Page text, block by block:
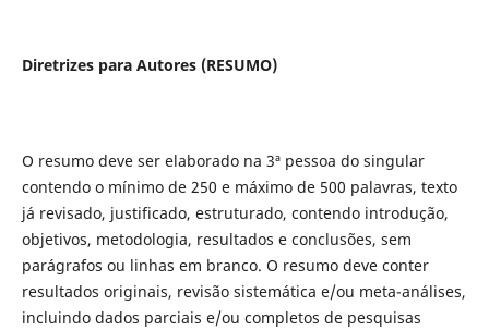
Diretrizes para Autores (RESUMO)
O resumo deve ser elaborado na 3ª pessoa do singular
contendo o mínimo de 250 e máximo de 500 palavras, texto
já revisado, justificado, estruturado, contendo introdução,
objetivos, metodologia, resultados e conclusões, sem
parágrafos ou linhas em branco. O resumo deve conter
resultados originais, revisão sistemática e/ou meta-análises,
incluindo dados parciais e/ou completos de pesquisas